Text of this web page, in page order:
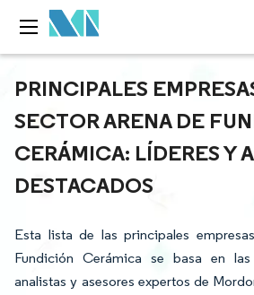
PRINCIPALES
SECTOR ARENA DE
CERÁMICA: LÍDERES Y
DESTACADOS
Esta lista de las principales
Fundición Cerámica se basa en
analistas y asesores expertos de